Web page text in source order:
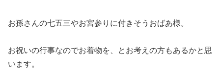
お孫さんの七五三やお宮参りに付きそうおばあ様。
お祝いの行事なのでお着物を、とお考えの方もあるかと思
います。